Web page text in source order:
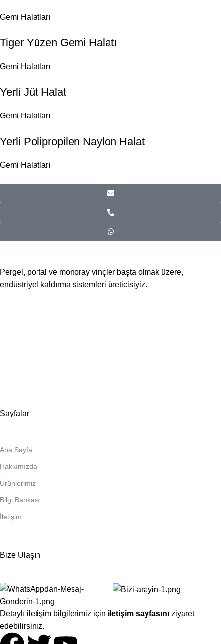
Gemi Halatları
Tiger Yüzen Gemi Halatı
Gemi Halatları
Yerli Jüt Halat
Gemi Halatları
Yerli Polipropilen Naylon Halat
Gemi Halatları
Pergel, portal ve monoray vinçler başta olmak üzere,
endüstriyel kaldırma sistemleri üreticisiyiz.
Sayfalar
Ana Sayfa
Hakkımızda
Ürünlerimiz
Bilgi Bankası
İletişim
Bize Ulaşın
Detaylı iletişim bilgilerimiz için iletişim sayfasını ziyaret
edebilirsiniz.